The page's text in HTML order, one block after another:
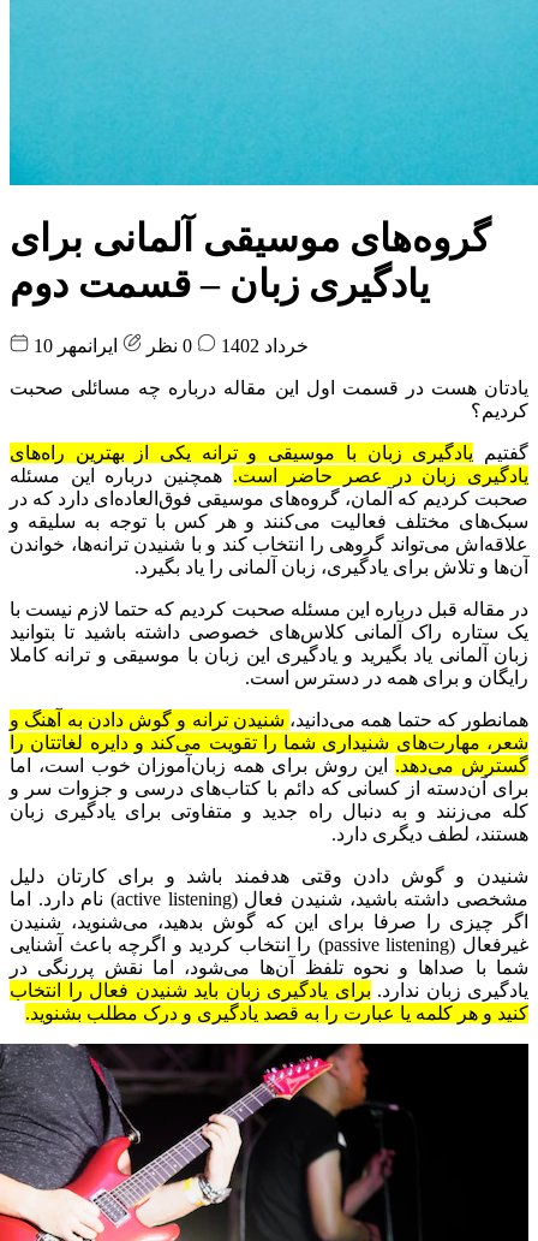
گروه‌های موسیقی آلمانی برای
یادگیری زبان – قسمت دوم
10 خرداد 1402 ایرانمهر
یادتان هست در قسمت اول این مقاله درباره چه مسائلی صحبت
کردیم؟
گفتیم یادگیری زبان با موسیقی و ترانه یکی از بهترین راه‌های
یادگیری زبان در عصر حاضر است. همچنین درباره این مسئله
صحبت کردیم که آلمان، گروه‌های موسیقی فوق‌العاده‌ای دارد که در
سبک‌های مختلف فعالیت می‌کنند و هر کس با توجه به سلیقه و
علاقه‌اش می‌تواند گروهی را انتخاب کند و با‌ شنیدن ترانه‌ها، خواندن
آن‌ها و تلاش برای یادگیری، زبان آلمانی را یاد بگیرد.
در مقاله قبل درباره این مسئله صحبت کردیم که حتما لازم نیست با
یک ستاره راک آلمانی کلاس‌های خصوصی داشته باشید تا بتوانید
زبان آلمانی یاد بگیرید و یادگیری این زبان با موسیقی و ترانه کاملا
رایگان و برای همه در دسترس است.
همانطور که حتما همه می‌دانید، شنیدن ترانه و گوش دادن به آهنگ و
شعر، مهارت‌های شنیداری شما را تقویت می‌کند و دایره لغاتتان را
گسترش می‌دهد. این روش برای همه زبان‌آموزان خوب است، اما
برای آن‌دسته از کسانی که دائم با کتاب‌های درسی و جزوات سر و
کله می‌زنند و به دنبال راه جدید و متفاوتی برای یادگیری زبان
هستند، لطف دیگری دارد.
شنیدن و گوش دادن وقتی هدفمند باشد و برای کارتان دلیل
مشخصی داشته باشید، شنیدن فعال (active listening) نام دارد. اما
اگر چیزی را صرفا برای این که گوش بدهید، می‌شنوید، شنیدن
غیرفعال (passive listening) را انتخاب کردید و اگرچه باعث آشنایی
شما با صداها و نحوه تلفظ آن‌ها می‌شود، اما نقش پررنگی در
یادگیری زبان ندارد. برای یادگیری زبان باید شنیدن فعال را انتخاب
کنید و هر کلمه یا عبارت را به قصد یادگیری و درک مطلب بشنوید.